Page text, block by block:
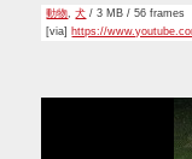
動物,犬 / 3 MB / 56 frames
[via] https://